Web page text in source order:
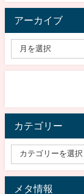
アーカイブ
カテゴリー
メタ情報